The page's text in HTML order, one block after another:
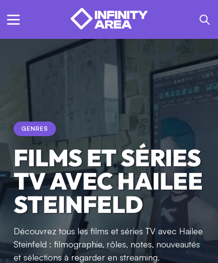
GENRES
FILMS ET SÉRIES
TV AVEC HAILEE
STEINFELD
Découvrez tous les films et séries TV avec Hailee
Steinfeld : filmographie, rôles, notes, nouveautés
et sélections à regarder en streaming.